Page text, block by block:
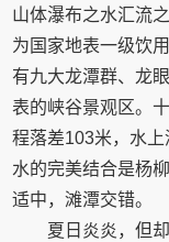
山体瀑布之水汇流
为 国家地表一级饮
有九大龙潭群、龙
表的峡谷景观区。
程落差103米，水
水的完美结合是杨
适中，滩潭交错。
夏日炎炎，但